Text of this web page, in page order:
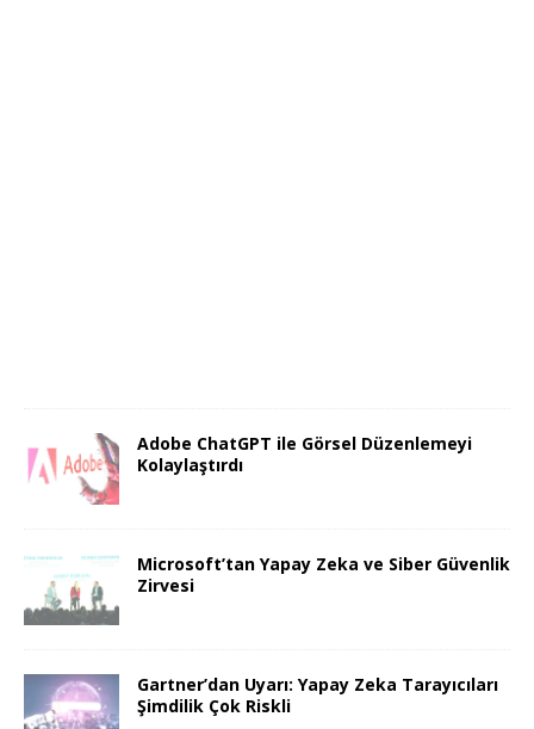
Adobe ChatGPT ile Görsel Düzenlemeyi
Kolaylaştırdı
Microsoft’tan Yapay Zeka ve Siber Güvenlik
Zirvesi
Gartner’dan Uyarı: Yapay Zeka Tarayıcıları
Şimdilik Çok Riskli